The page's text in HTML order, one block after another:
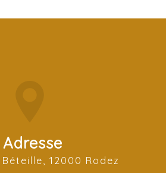
Adresse
Béteille, 12000 Rodez